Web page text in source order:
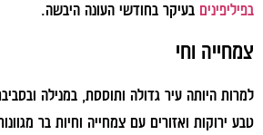
בפיליפינים בעיקר בחודשי העונה היבשה.
צמחייה וחי
למרות היותה עיר גדולה ותוססת, במנילה
טבע ירוקות ואזורים עם צמחייה וחיות בר